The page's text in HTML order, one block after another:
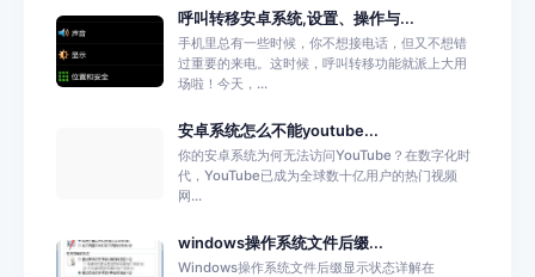
呼叫转移安卓系统,设置、操作与...
手机里总有一些时候，你不想接电话，但又不想错
过重要的来电。这时候，呼叫转移功能就派上大用
场啦！今天，...
安卓系统怎么不能youtube...
你的安卓系统为何无法访问YouTube？在数字化时
代，YouTube已成为全球数十亿用户的热门视频
网...
windows操作系统文件后缀...
Windows操作系统文件后缀显示状态详解在